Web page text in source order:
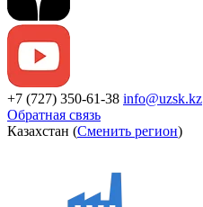
+7 (727) 350-61-38 info@uzsk.kz
Обратная связь
Казахстан (Сменить регион)